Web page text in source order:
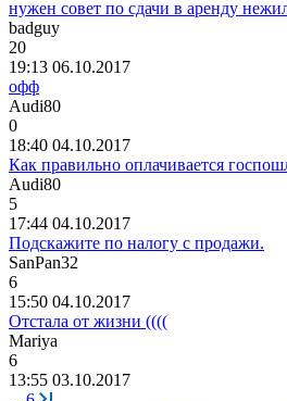
нужен совет по сдачи в аренду
badguy
20
19:13 06.10.2017
офф
Audi80
0
18:40 04.10.2017
Как правильно оплачивается
Audi80
5
17:44 04.10.2017
Подскажите по налогу с продажи.
SanPan32
6
15:50 04.10.2017
Отстала от жизни ((((
Mariya
6
13:55 03.10.2017